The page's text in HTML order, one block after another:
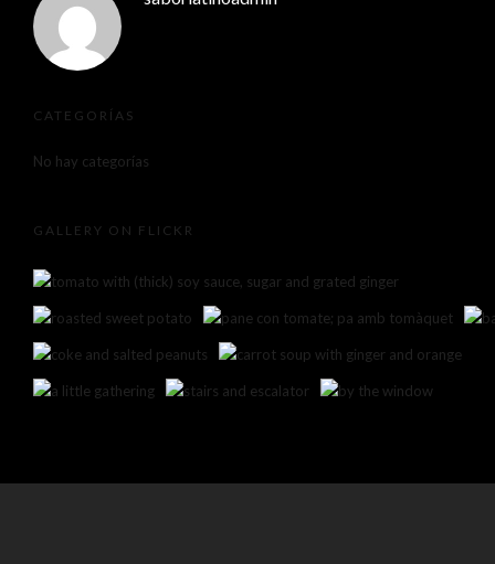
CATEGORÍAS
No hay categorías
GALLERY ON FLICKR